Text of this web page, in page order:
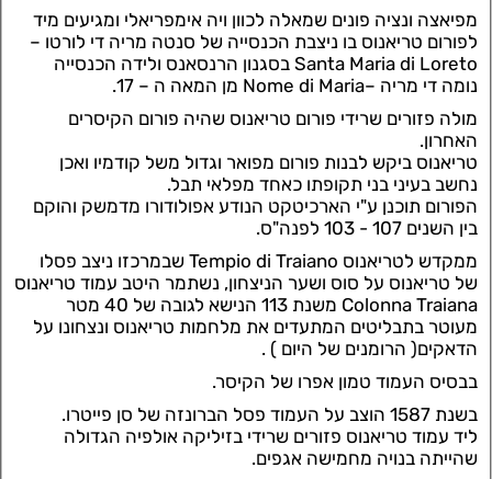
מפיאצה ונציה פונים שמאלה לכוון ויה אימפריאלי ומגיעים מיד
לפורום טריאנוס בו ניצבת הכנסייה של סנטה מריה די לורטו –
Santa Maria di Loreto בסגנון הרנסאנס ולידה הכנסייה
נומה די מריה –Nome di Maria מן המאה ה – 17.
מולה פזורים שרידי פורום טריאנוס שהיה פורום הקיסרים
האחרון.
טריאנוס ביקש לבנות פורום מפואר וגדול משל קודמיו ואכן
נחשב בעיני בני תקופתו כאחד מפלאי תבל.
הפורום תוכנן ע"י הארכיטקט הנודע אפולודורו מדמשק והוקם
בין השנים
ממקדש לטריאנוס Tempio di Traiano שבמרכזו ניצב פסלו
של טריאנוס על סוס ושער הניצחון, נשתמר היטב עמוד טריאנוס
Colonna Traiana משנת 113 הנישא לגובה של 40 מטר
מעוטר בתבליטים המתעדים את מלחמות טריאנוס ונצחונו על
הדאקים( הרומנים של היום ) .
בבסיס העמוד טמון אפרו של הקיסר.
בשנת 1587 הוצב על העמוד פסל הברונזה של סן פייטרו.
ליד עמוד טריאנוס פזורים שרידי בזיליקה אולפיה הגדולה
שהייתה בנויה מחמישה אגפים.